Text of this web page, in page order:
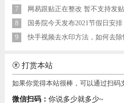
7
网易跟贴正在整改 暂不支持发贴
8
9
快手视频去水印方法，如何去
打赏本站
如果你觉得本站很棒，可以通过扫码
微信扫码： 你说多少就多少~